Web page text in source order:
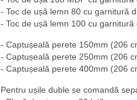
- Toc de ușă lemn 80 cu garnitură
- Toc de ușă lemn 100 cu
- Captușeală perete 150mm (206
- Captușeală perete 250mm (206
- Captușeală perete 400mm (206
Pentru ușile duble se comandă